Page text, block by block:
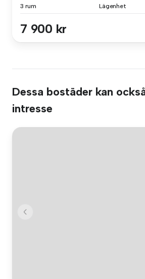
3 rum Lägenhet
7 900 kr
Dessa bostäder kan
intresse